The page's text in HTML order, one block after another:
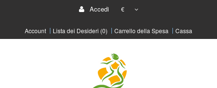
Accedi €
Account Lista dei Desideri (0) Carrello della Spesa Cassa